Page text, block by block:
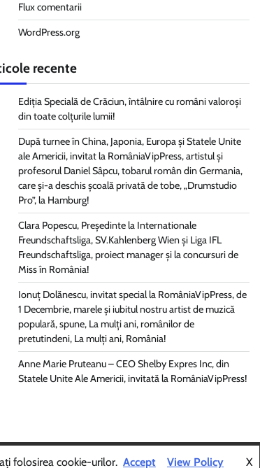
Flux comentarii
WordPress.org
recente
Ediția Specială de Crăciun, întâlnire cu români valoroși
din toate colțurile lumii!
După turnee în China, Japonia, Europa și Statele Unite
ale Americii, invitat la RomâniaVipPress, artistul și
profesorul Daniel Sâpcu, tobarul român din Germania,
care și-a deschis școală privată de tobe, „Drumstudio
Pro”, la Hamburg!
Clara Popescu, Președinte la Internationale
Freundschaftsliga, SV.Kahlenberg Wien şi Liga IFL
Freundschaftsliga, proiect manager și la concursuri de
Miss în România!
Ionuț Dolănescu, invitat special la RomâniaVipPress, de
1 Decembrie, marele și iubitul nostru artist de muzică
populară, spune, La mulți ani, românilor de
pretutindeni, La mulți ani, România!
Anne Marie Pruteanu – CEO Shelby Expres Inc, din
Statele Unite Ale Americii, invitată la RomâniaVipPress!
folosirea cookie-urilor. X
Accept View Policy